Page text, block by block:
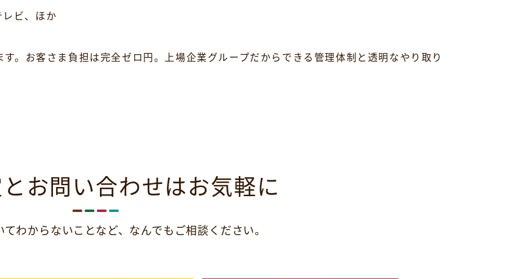
ビ、ほか
。お客さま負担は完全ゼロ円。上場企業グループだからできる管理体制と透明なやり取り
お問い合わせはお気軽に
わからないことなど、 なんでもご相談ください。